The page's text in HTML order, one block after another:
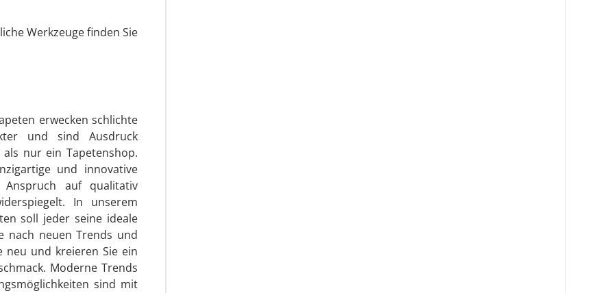
Werkzeuge finden Sie
erwecken schlichte
und sind Ausdruck
nur ein Tapetenshop.
und innovative
auf qualitativ
In unserem
soll jeder seine ideale
nach neuen Trends und
neu und kreieren Sie ein
Moderne Trends
sind mit